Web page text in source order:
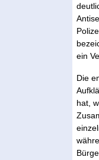
ein
Die
hat,